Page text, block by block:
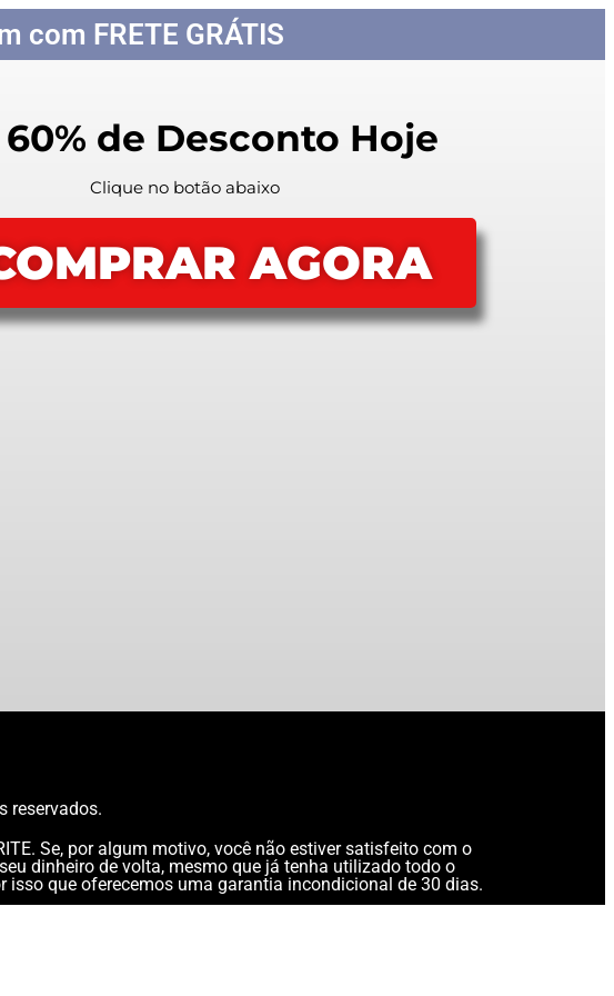
com FRETE GRÁTIS
de Desconto Hoje
Clique no botão abaixo
AGORA
reservados.
Se, por algum motivo, você não estiver satisfeito com o
dinheiro de volta, mesmo que já tenha utilizado todo o
isso que oferecemos uma garantia incondicional de 30 dias.